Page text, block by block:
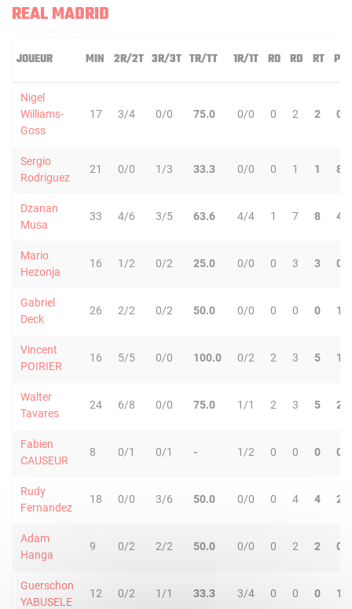
REAL MADRID
JOUEUR MIN 2R/2T 3R/3T TR/TT 1R/1T RO RD RT PD
Nigel
Williams-
Goss
17 3/4 0/0 75.0 0/0 0 2 2 0
Sergio
Rodriguez
21 0/0 1/3 33.3 0/0 0 1 1 8
Dzanan
Musa
33 4/6 3/5 63.6 4/4 1 7 8 4
Mario
Hezonja
16 1/2 0/2 25.0 0/0 0 3 3 0
Gabriel
Deck
26 2/2 0/2 50.0 0/0 0 0 0 1
Vincent
POIRIER
16 5/5 0/0 100.0 0/2 2 3 5 1
Walter
Tavares
24 6/8 0/0 75.0 1/1 2 3 5 2
Fabien
CAUSEUR
8 0/1 0/1 - 1/2 0 0 0 0
Rudy
Fernandez
18 0/0 3/6 50.0 0/0 0 4 4 2
Adam
Hanga
9 0/2 2/2 50.0 0/0 0 2 2 0
Guerschon
YABUSELE
12 0/2 1/1 33.3 3/4 0 0 0 1